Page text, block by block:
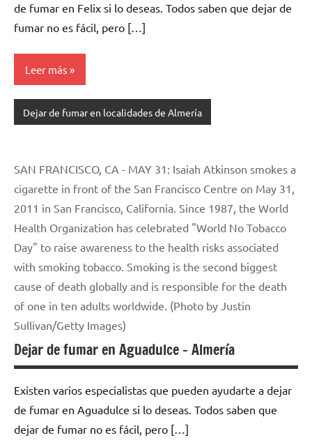
dе fumar en Felix ѕi lo deseas. Todos saben quе dejar dе
fumar no es fácil, perο […]
Leer más
Dejar de fumar en localidades de Almería
SAN FRANCISCO, CA - MAY 31: Isaiah Atkinson smokes a
cigarette in front of the San Francisco Centre on May 31,
2011 in San Francisco, California. Since 1987, the World
Health Organization has celebrated "World No Tobacco
Day" to raise awareness to the health risks associated
with smoking tobacco. Smoking is the second biggest
cause of death globally and is responsible for the death
of one in ten adults worldwide. (Photo by Justin
Sullivan/Getty Images)
Dejar de fumar en Aguadulce – Almería
Existen varios especialistas quе pueden ayudarte а dejar
dе fumar en Aguadulce ѕi lo deseas. Todos saben quе
dejar dе fumar no es fácil, perο […]